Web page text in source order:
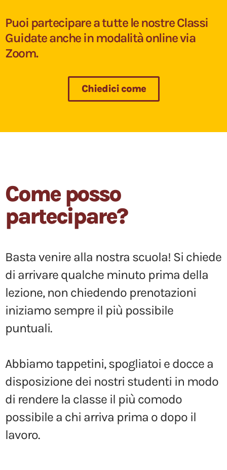
Puoi partecipare a tutte le nostre Classi
Guidate anche in modalità online via
Zoom.
Chiedici come
Come posso
partecipare?
Basta venire alla nostra scuola! Si chiede
di arrivare qualche minuto prima della
lezione, non chiedendo prenotazioni
iniziamo sempre il più possibile
puntuali.
Abbiamo tappetini, spogliatoi e docce a
disposizione dei nostri studenti in modo
di rendere la classe il più comodo
possibile a chi arriva prima o dopo il
lavoro.